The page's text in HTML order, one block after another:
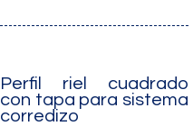
Perfil riel cuadrado
con tapa para sistema
corredizo